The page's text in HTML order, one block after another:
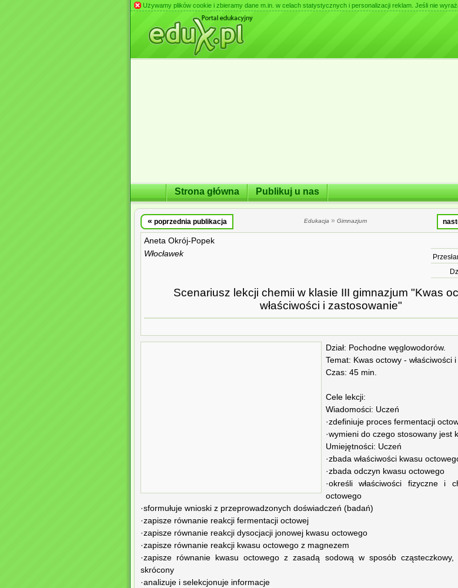
Używamy plików cookie i zbieramy dane m.in. w celach statystycznych i personalizacji reklam. Jeśli nie
Strona główna Publikuj u nas
« poprzednia publikacja Edukacja » Gimnazjum
Aneta Okrój-Popek
Włocławek
Scenariusz lekcji chemii w klasie III gimnazjum "Kwas
właściwości i zastosowanie"
Dział: Pochodne węglowodorów.
Temat: Kwas octowy - właściwości
Czas: 45 min.
Cele lekcji:
Wiadomości: Uczeń
·zdefiniuje proces fermentacji
·wymieni do czego stosowany jest
Umiejętności: Uczeń
·zbada właściwości kwasu
·zbada odczyn kwasu octowego
·określi właściwości fizyczne i
octowego
·sformułuje wnioski z przeprowadzonych doświadczeń (badań)
·zapisze równanie reakcji fermentacji octowej
·zapisze równanie reakcji dysocjacji jonowej kwasu octowego
·zapisze równanie reakcji kwasu octowego z magnezem
·zapisze równanie kwasu octowego z zasadą sodową w sposób
skrócony
·analizuje i selekcjonuje informacje